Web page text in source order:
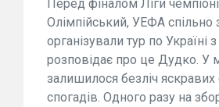
Перед фіналом Ліги
Олімпійський, УЕФА спільно
організували тур по Україні
розповідає про це Дудко. У
залишилося безліч
спогадів. Одного разу на